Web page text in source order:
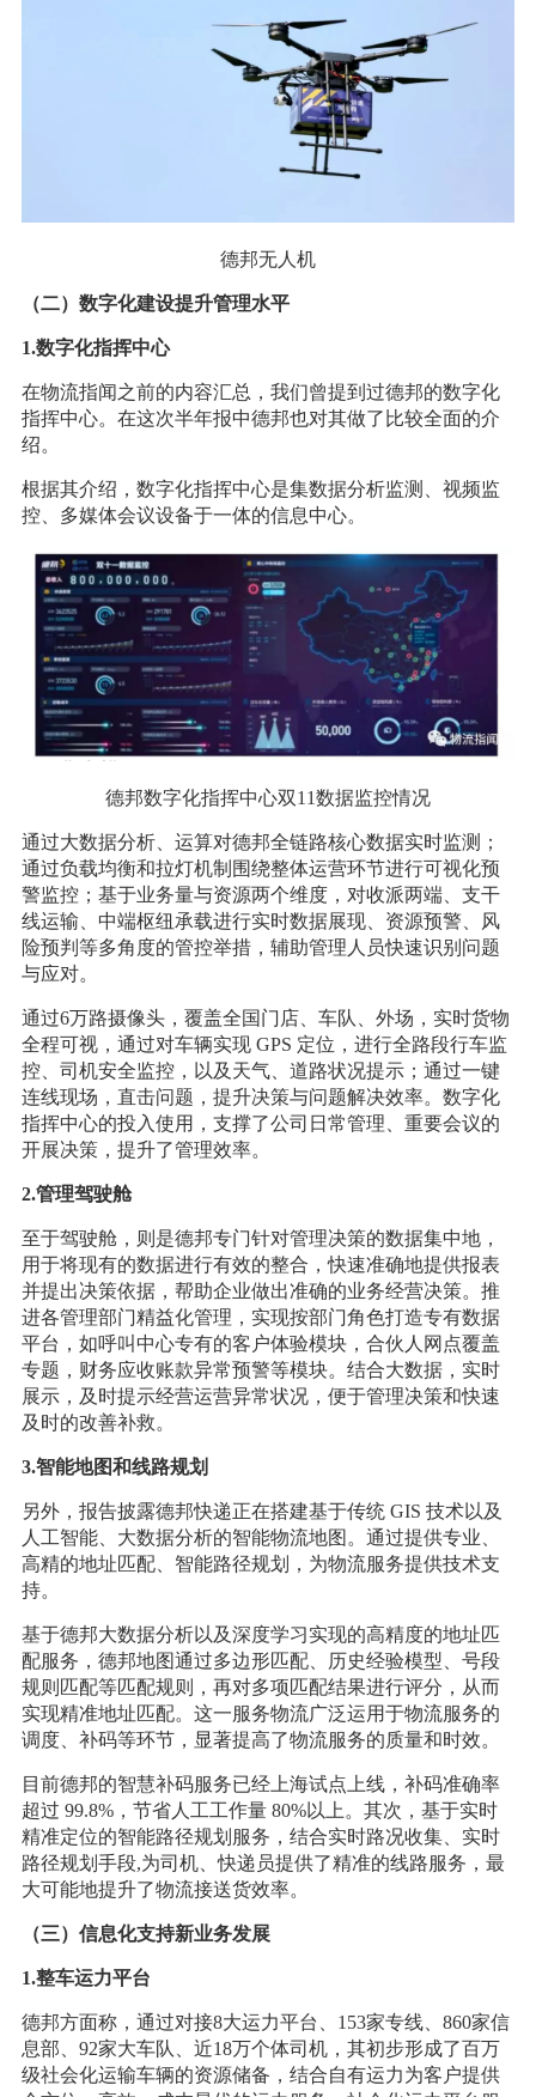
德邦无人机
（二）数字化建设提升管理水平
1.数字化指挥中心
在物流指闻之前的内容汇总，我们曾提到过德邦的数字化
指挥中心。在这次半年报中德邦也对其做了比较全面的介
绍。
根据其介绍，数字化指挥中心是集数据分析监测、视频监
控、多媒体会议设备于一体的信息中心。
德邦数字化指挥中心双11数据监控情况
通过大数据分析、运算对德邦全链路核心数据实时监测；
通过负载均衡和拉灯机制围绕整体运营环节进行可视化预
警监控；基于业务量与资源两个维度，对收派两端、支干
线运输、中端枢纽承载进行实时数据展现、资源预警、风
险预判等多角度的管控举措，辅助管理人员快速识别问题
与应对。
通过6万路摄像头，覆盖全国门店、车队、外场，实时货物
全程可视，通过对车辆实现 GPS 定位，进行全路段行车监
控、司机安全监控，以及天气、道路状况提示；通过一键
连线现场，直击问题，提升决策与问题解决效率。数字化
指挥中心的投入使用，支撑了公司日常管理、重要会议的
开展决策，提升了管理效率。
2.管理驾驶舱
至于驾驶舱，则是德邦专门针对管理决策的数据集中地，
用于将现有的数据进行有效的整合，快速准确地提供报表
并提出决策依据，帮助企业做出准确的业务经营决策。推
进各管理部门精益化管理，实现按部门角色打造专有数据
平台，如呼叫中心专有的客户体验模块，合伙人网点覆盖
专题，财务应收账款异常预警等模块。结合大数据，实时
展示，及时提示经营运营异常状况，便于管理决策和快速
及时的改善补救。
3.智能地图和线路规划
另外，报告披露德邦快递正在搭建基于传统 GIS 技术以及
人工智能、大数据分析的智能物流地图。通过提供专业、
高精的地址匹配、智能路径规划，为物流服务提供技术支
持。
基于德邦大数据分析以及深度学习实现的高精度的地址匹
配服务，德邦地图通过多边形匹配、历史经验模型、号段
规则匹配等匹配规则，再对多项匹配结果进行评分，从而
实现精准地址匹配。这一服务物流广泛运用于物流服务的
调度、补码等环节，显著提高了物流服务的质量和时效。
目前德邦的智慧补码服务已经上海试点上线，补码准确率
超过 99.8%，节省人工工作量 80%以上。其次，基于实时
精准定位的智能路径规划服务，结合实时路况收集、实时
路径规划手段,为司机、快递员提供了精准的线路服务，最
大可能地提升了物流接送货效率。
（三）信息化支持新业务发展
1.整车运力平台
德邦方面称，通过对接8大运力平台、153家专线、860家信
息部、92家大车队、近18万个体司机，其初步形成了百万
级社会化运输车辆的资源储备，结合自有运力为客户提供